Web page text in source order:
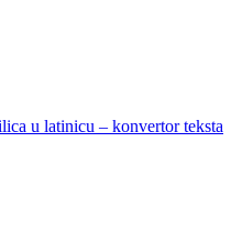
u latinicu – konvertor teksta